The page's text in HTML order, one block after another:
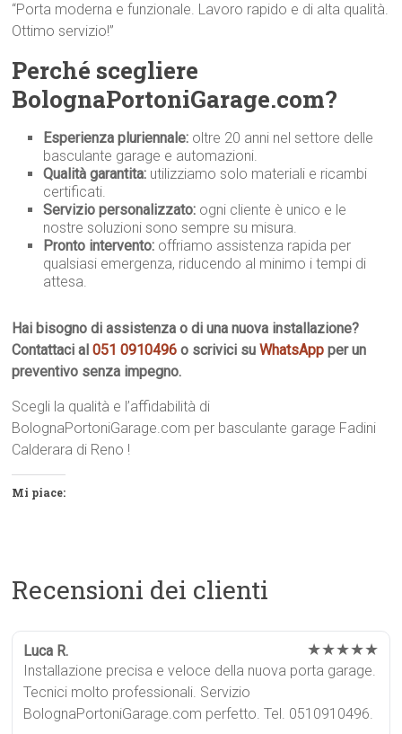
“Porta moderna e funzionale. Lavoro rapido e di alta qualità.
Ottimo servizio!”
Perché scegliere
BolognaPortoniGarage.com?
Esperienza pluriennale: oltre 20 anni nel settore delle
basculante garage e automazioni.
Qualità garantita: utilizziamo solo materiali e ricambi
certificati.
Servizio personalizzato: ogni cliente è unico e le
nostre soluzioni sono sempre su misura.
Pronto intervento: offriamo assistenza rapida per
qualsiasi emergenza, riducendo al minimo i tempi di
attesa.
Hai bisogno di assistenza o di una nuova installazione?
Contattaci al051 0910496 o scrivici suWhatsApp per un
preventivo senza impegno.
Scegli la qualità e l’affidabilità di
BolognaPortoniGarage.com per basculante garage Fadini
Calderara di Reno !
Mi piace:
Recensioni dei clienti
Luca R. ★★★★★
Installazione precisa e veloce della nuova porta garage.
Tecnici molto professionali. Servizio
BolognaPortoniGarage.com perfetto. Tel. 0510910496.